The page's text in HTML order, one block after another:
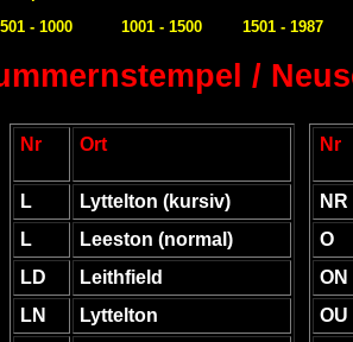
501 - 1000 1001 - 1500 1501 - 1987
/
Nr Ort
L
Lyttelton (kursiv)
L
Leeston (normal)
LD
Leithfield
LN
Lyttelton
Nr
NR
O
ON
OU